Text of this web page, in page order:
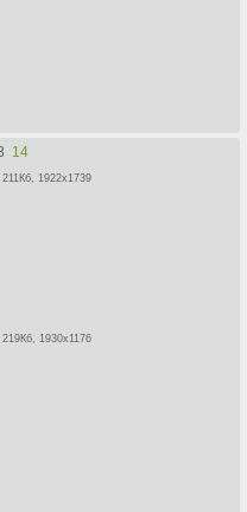
14
211Кб, 1922x1739
219Кб, 1930x1176